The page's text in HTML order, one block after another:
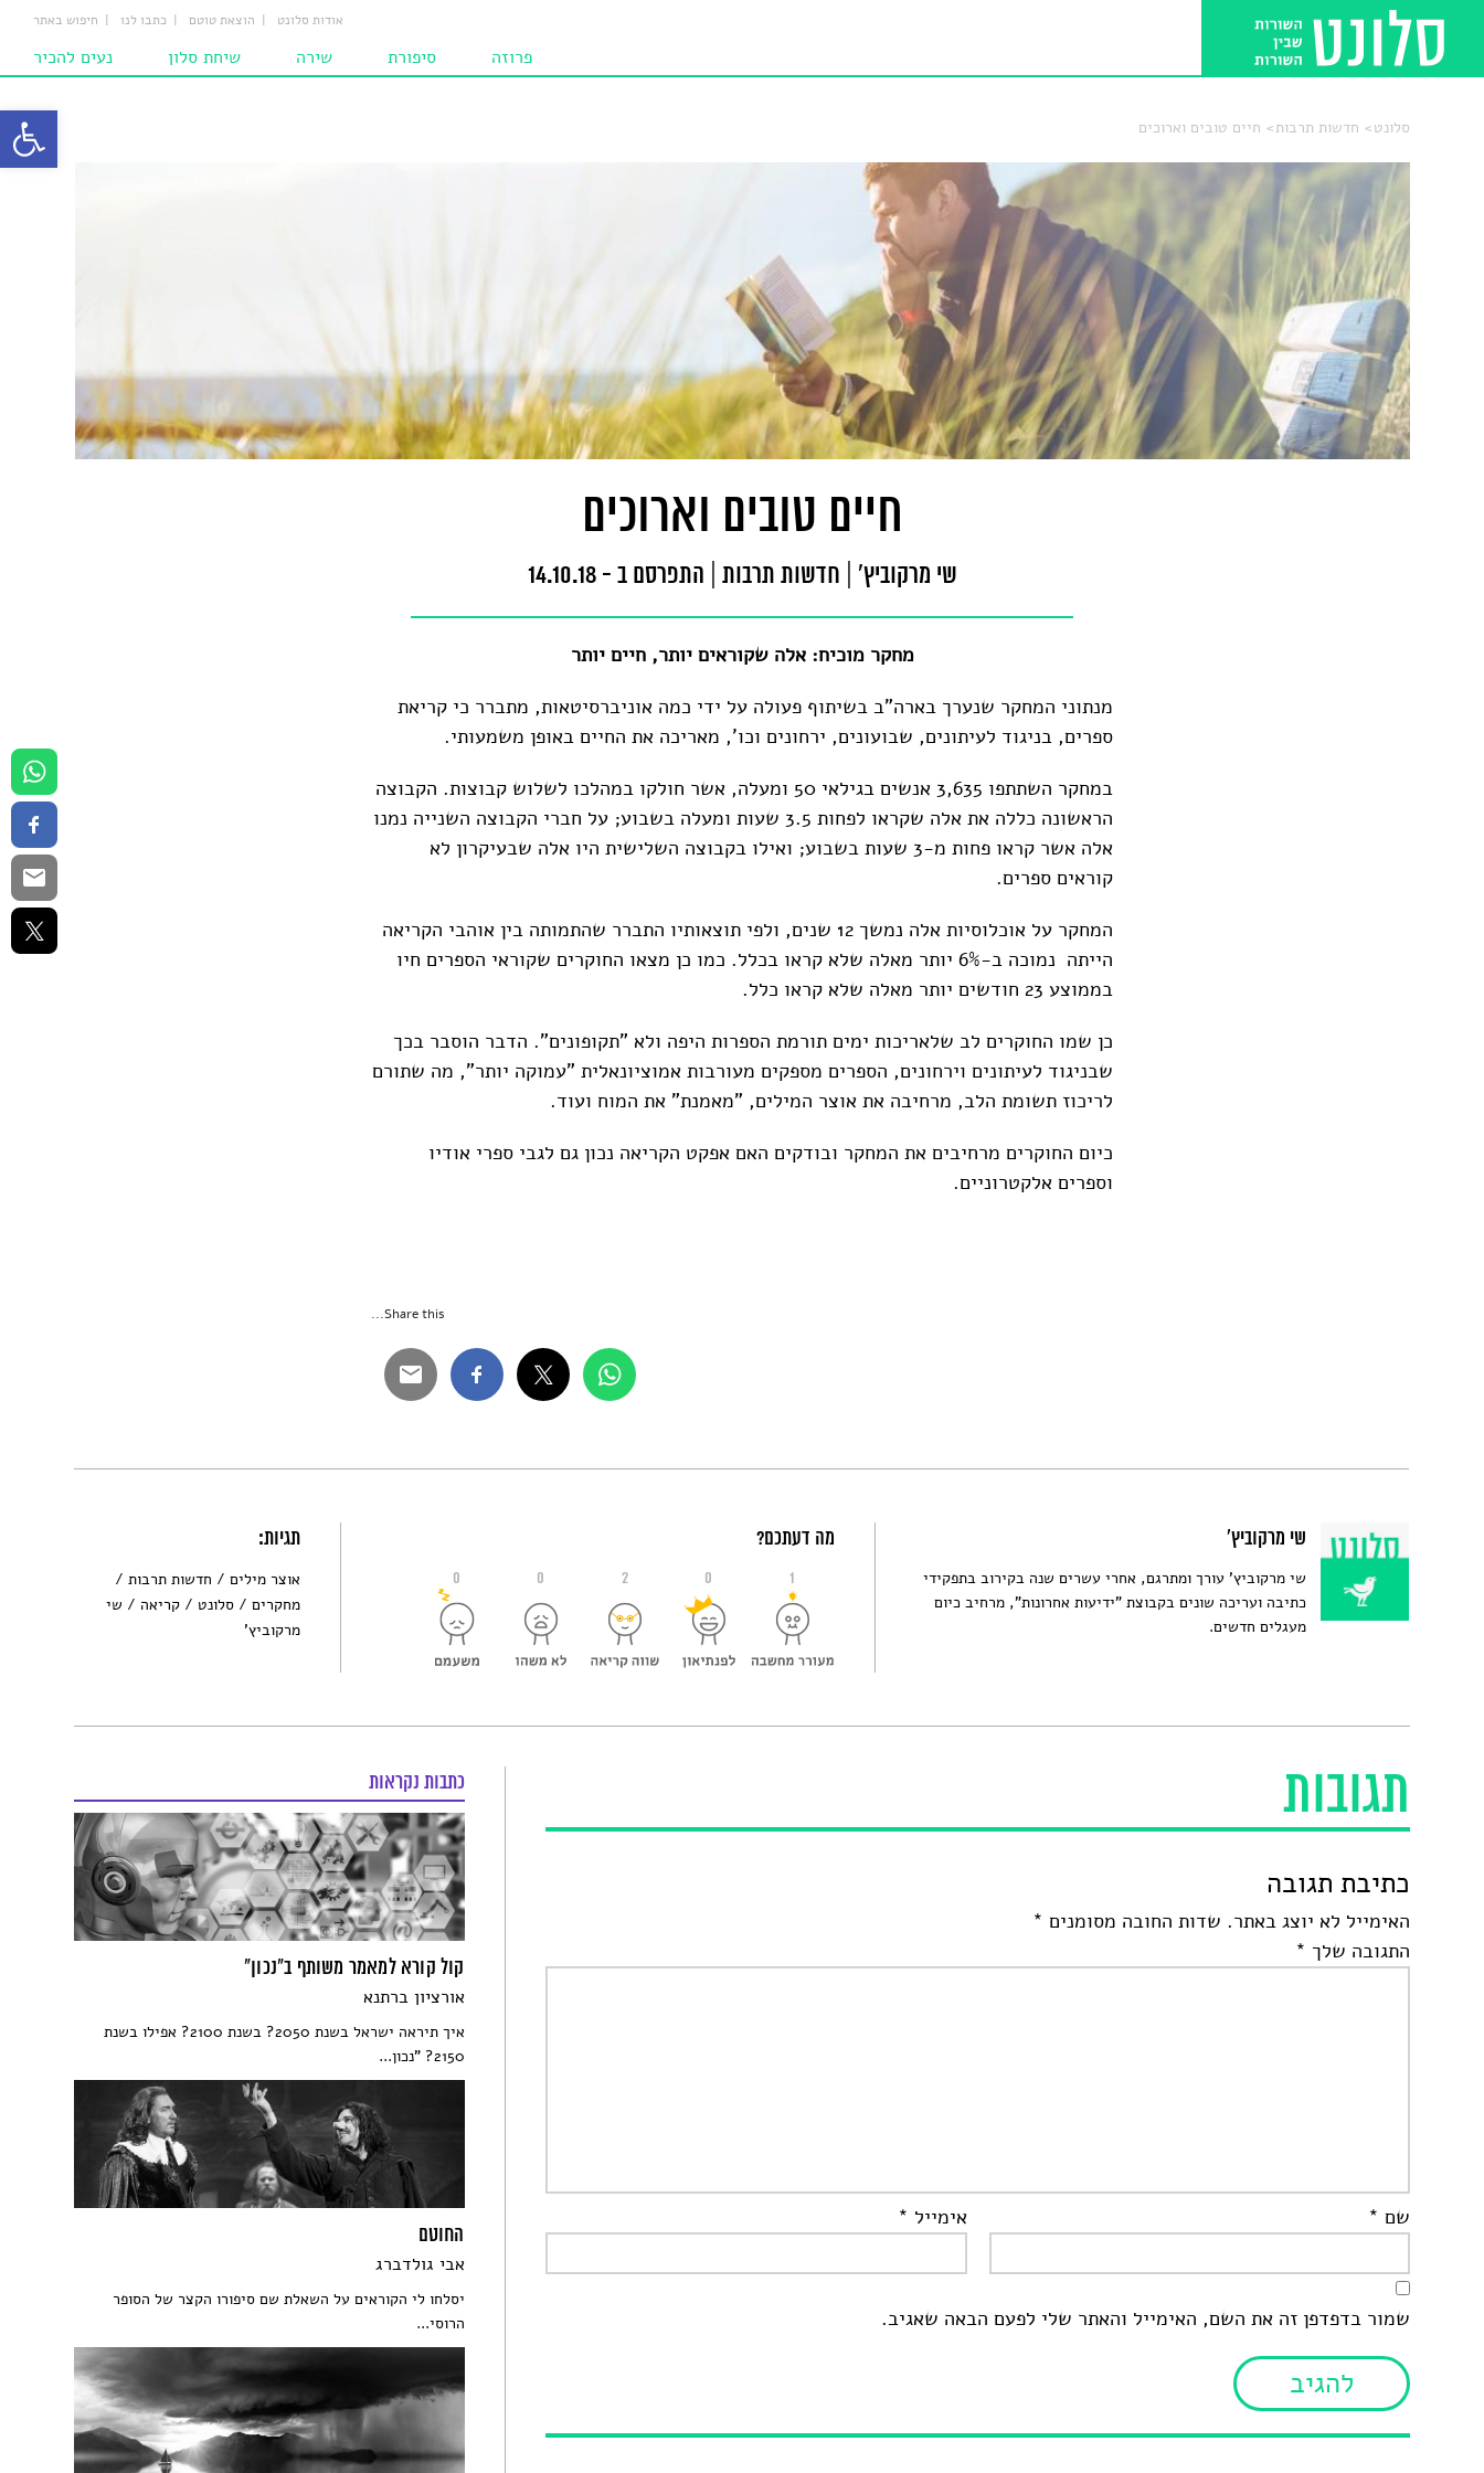
פתח
חיפוש באתר כתבו לנו הוצאת טוטם אודות סלונט
נעים להכיר
שיחת סלון
שירה
סיפורת
פרוזה
סלונט חדשות תרבות חיים טובים וארוכים
חיים טובים וארוכים
שי מרקוביץ' חדשות תרבות התפרסם ב - 14.10.18
מחקר מוכיח: אלה שקוראים יותר, חיים יותר
מנתוני המחקר שנערך בארה"ב בשיתוף פעולה על ידי כמה אוניברסיטאות, מתברר כי קריאת
ספרים, בניגוד לעיתונים, שבועונים, ירחונים וכו', מאריכה את החיים באופן משמעותי.
במחקר השתתפו 3,635 אנשים בגילאי 50 ומעלה, אשר חולקו במהלכו לשלוש קבוצות. הקבוצה
הראשונה כללה את אלה שקראו לפחות 3.5 שעות ומעלה בשבוע; על חברי הקבוצה השנייה נמנו
אלה אשר קראו פחות מ-3 שעות בשבוע; ואילו בקבוצה השלישית היו אלה שבעיקרון לא
קוראים ספרים.
המחקר על אוכלוסיות אלה נמשך 12 שנים, ולפי תוצאותיו התברר שהתמותה בין אוהבי הקריאה
הייתה נמוכה ב-6% יותר מאלה שלא קראו בכלל. כמו כן מצאו החוקרים שקוראי הספרים חיו
בממוצע 23 חודשים יותר מאלה שלא קראו כלל.
כן שמו החוקרים לב שלאריכות ימים תורמת הספרות היפה ולא "תקופונים". הדבר הוסבר בכך
שבניגוד לעיתונים וירחונים, הספרים מספקים מעורבות אמוציונאלית "עמוקה יותר", מה שתורם
לריכוז תשומת הלב, מרחיבה את אוצר המילים, "מאמנת" את המוח ועוד.
כיום החוקרים מרחיבים את המחקר ובודקים האם אפקט הקריאה נכון גם לגבי ספרי אודיו
וספרים אלקטרוניים.
Share this...
שי מרקוביץ'
שי מרקוביץ' עורך ומתרגם, אחרי עשרים שנה בקירוב בתפקידי
כתיבה ועריכה שונים בקבוצת "ידיעות אחרונות", מרחיב כיום
מעגלים חדשים.
מה דעתכם?
0 0 2 0 1
תגיות:
אוצר מילים
חדשות תרבות
מחקרים
סלונט קריאה
שי
מרקוביץ'
תגובות
כתיבת תגובה
האימייל לא יוצג באתר. שדות החובה מסומנים *
התגובה שלך *
שם * אימייל *
שמור בדפדפן זה את השם, האימייל והאתר שלי לפעם הבאה שאגיב.
כתבות נקראות
קול קורא למאמר משותף ב"נכון"
אורציון ברתנא
איך תיראה ישראל בשנת 2050? בשנת 2100? אפילו בשנת
2150? "נכון...
החוטם
אבי גולדברג
יסלחו לי הקוראים על השאלת שם סיפורו הקצר של הסופר
הרוסי...